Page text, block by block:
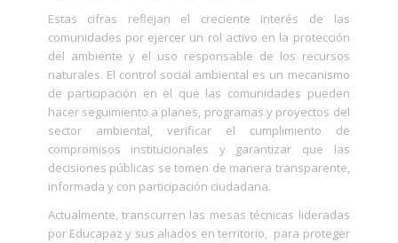
Estas cifras reflejan el creciente interés de las
comunidades por ejercer un rol activo en la protección
del ambiente y el uso responsable de los recursos
naturales. El control social ambiental es un mecanismo
de participación en el que las comunidades pueden
hacer seguimiento a planes, programas y proyectos del
sector ambiental, verificar el cumplimiento de
compromisos institucionales y garantizar que las
decisiones públicas se tomen de manera transparente,
informada y con participación ciudadana.
Actualmente, transcurren las mesas técnicas lideradas
por Educapaz y sus aliados en territorio, para proteger